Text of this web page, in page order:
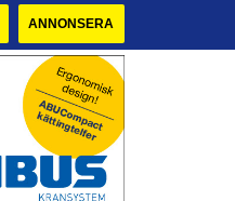
ANNONSERA